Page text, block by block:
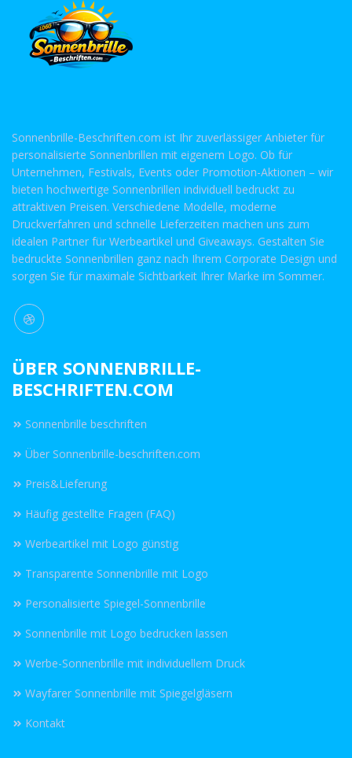
Sonnenbrille-Beschriften.com ist Ihr zuverlässiger Anbieter für
personalisierte Sonnenbrillen mit eigenem Logo. Ob für
Unternehmen, Festivals, Events oder Promotion-Aktionen – wir
bieten hochwertige Sonnenbrillen individuell bedruckt zu
attraktiven Preisen. Verschiedene Modelle, moderne
Druckverfahren und schnelle Lieferzeiten machen uns zum
idealen Partner für Werbeartikel und Giveaways. Gestalten Sie
bedruckte Sonnenbrillen ganz nach Ihrem Corporate Design und
sorgen Sie für maximale Sichtbarkeit Ihrer Marke im Sommer.
ÜBER SONNENBRILLE-
BESCHRIFTEN.COM
Sonnenbrille beschriften
Über Sonnenbrille-beschriften.com
Preis&Lieferung
Häufig gestellte Fragen (FAQ)
Werbeartikel mit Logo günstig
Transparente Sonnenbrille mit Logo
Personalisierte Spiegel-Sonnenbrille
Sonnenbrille mit Logo bedrucken lassen
Werbe-Sonnenbrille mit individuellem Druck
Wayfarer Sonnenbrille mit Spiegelgläsern
Kontakt